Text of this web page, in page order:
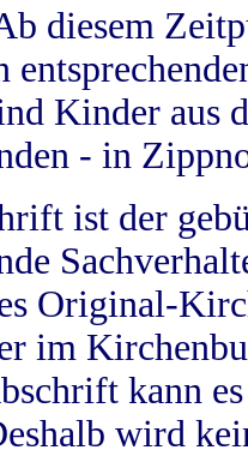
diesem
Kinder aus
- in
ist der
Original-
im
kann
wird